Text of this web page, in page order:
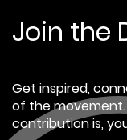
Join the
Get inspired,
of the
contribution is,